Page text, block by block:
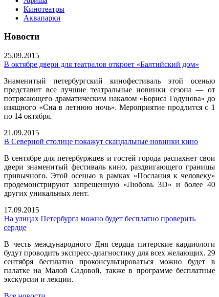
Кинотеатры
Аквапарки
Новости
25.09.2015
В октябре двери для театралов откроет «Балтийский дом»
Знаменитый петербургский кинофестиваль этой осенью
представит все лучшие театральные новинки сезона — от
потрясающего драматическим накалом «Бориса Годунова» до
изящного «Сна в летнюю ночь». Мероприятие продлится с 1
по 14 октября.
21.09.2015
В Северной столице покажут скандальные новинки кино
В сентябре для петербуржцев и гостей города распахнет свои
двери знаменитый фестиваль кино, раздвигающего границы
привычного. Этой осенью в рамках «Послания к человеку»
продемонстрируют запрещенную «Любовь 3D» и более 40
других уникальных лент.
17.09.2015
На улицах Петербурга можно будет бесплатно проверить
сердце
В честь международного Дня сердца питерские кардиологи
будут проводить экспресс-диагностику для всех желающих. 29
сентября бесплатно проконсультироваться можно будет в
палатке на Малой Садовой, также в программе бесплатные
экскурсии и лекции.